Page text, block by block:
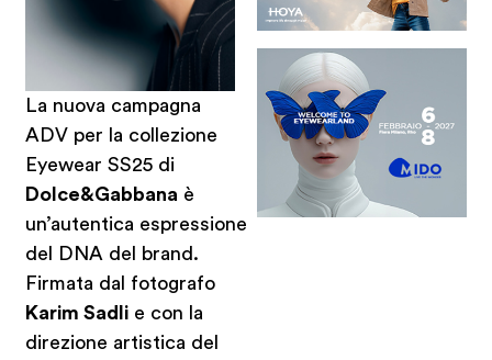
La nuova campagna
ADV per la collezione
Eyewear SS25 di
Dolce&Gabbana è
un’autentica espressione
del DNA del brand.
Firmata dal fotografo
Karim Sadli e con la
direzione artistica del